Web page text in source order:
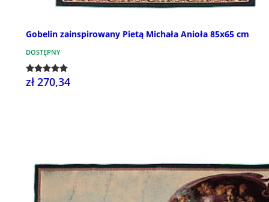
Gobelin zainspirowany Pietą Michała Anioła 85x65 cm
DOSTĘPNY
zł 270,34